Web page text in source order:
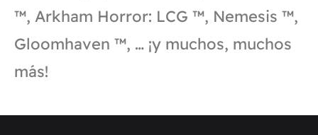
™, Arkham Horror: LCG ™, Nemesis ™,
Gloomhaven ™, … ¡y muchos, muchos
más!